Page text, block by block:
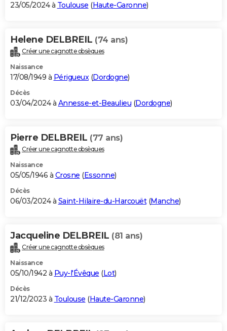
23/05/2024 à Toulouse (Haute-Garonne)
Helene DELBREIL (74 ans)
Créer une cagnotte obsèques
Naissance
17/08/1949 à Périgueux(Dordogne)
Décès
03/04/2024 à Annesse-et-Beaulieu (Dordogne)
Pierre DELBREIL (77 ans)
Créer une cagnotte obsèques
Naissance
05/05/1946 à Crosne (Essonne)
Décès
06/03/2024 à Saint-Hilaire-du-Harcouët(Manche)
Jacqueline DELBREIL (81 ans)
Créer une cagnotte obsèques
Naissance
05/10/1942 à Puy-l'Évêque (Lot)
Décès
21/12/2023 à Toulouse (Haute-Garonne)